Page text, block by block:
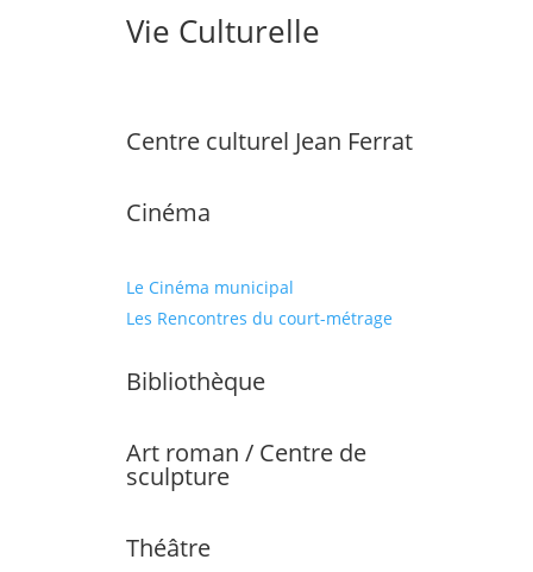
Vie Culturelle
Centre culturel Jean Ferrat
Cinéma
Le Cinéma municipal
Les Rencontres du court-métrage
Bibliothèque
Art roman / Centre de
sculpture
Théâtre